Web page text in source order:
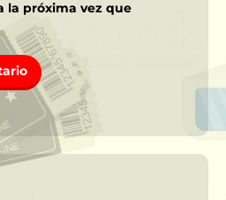
la próxima vez que